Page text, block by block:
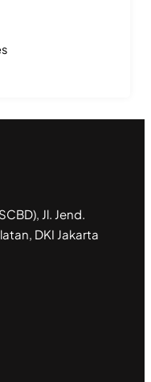
Jl. Jend.
DKI Jakarta